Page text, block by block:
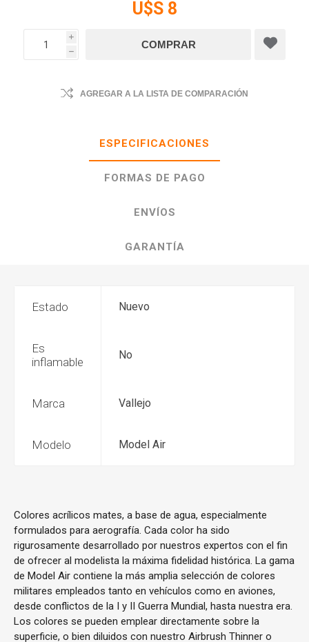
U$S 8
i
h
AGREGAR A LA LISTA DE COMPARACIÓN
ESPECIFICACIONES
FORMAS DE PAGO
ENVÍOS
GARANTÍA
Estado Nuevo
Es
inflamable
No
Marca Vallejo
Modelo Model Air
Colores acrílicos mates, a base de agua, especialmente
formulados para aerografía. Cada color ha sido
rigurosamente desarrollado por nuestros expertos con el fin
de ofrecer al modelista la máxima fidelidad histórica. La gama
de Model Air contiene la más amplia selección de colores
militares empleados tanto en vehículos como en aviones,
desde conflictos de la I y II Guerra Mundial, hasta nuestra era.
Los colores se pueden emplear directamente sobre la
superficie, o bien diluidos con nuestro Airbrush Thinner o